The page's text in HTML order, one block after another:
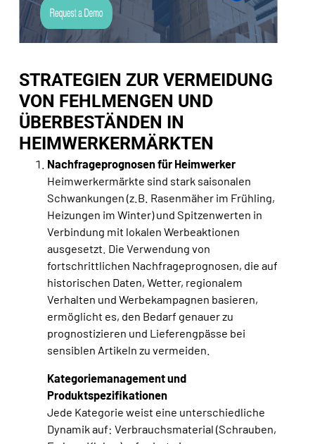
STRATEGIEN ZUR VERMEIDUNG
VON FEHLMENGEN UND
ÜBERBESTÄNDEN IN
HEIMWERKERMÄRKTEN
Nachfrageprognosen für Heimwerker
Heimwerkermärkte sind stark saisonalen
Schwankungen (z.B. Rasenmäher im Frühling,
Heizungen im Winter) und Spitzenwerten in
Verbindung mit lokalen Werbeaktionen
ausgesetzt. Die Verwendung von
fortschrittlichen Nachfrageprognosen, die auf
historischen Daten, Wetter, regionalem
Verhalten und Werbekampagnen basieren,
ermöglicht es, den Bedarf genauer zu
prognostizieren und Lieferengpässe bei
sensiblen Artikeln zu vermeiden.
Kategoriemanagement und
Produktspezifikationen
Jede Kategorie weist eine unterschiedliche
Dynamik auf: Verbrauchsmaterial (Schrauben,